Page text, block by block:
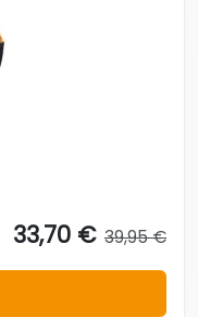
33,70 € 39,95 €